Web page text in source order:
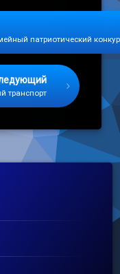
патриотический
транспорт